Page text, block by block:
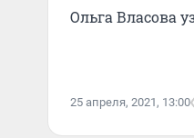
Ольга Власова
25 апреля, 2021, 13:00